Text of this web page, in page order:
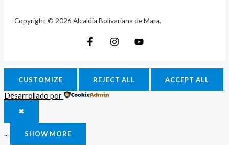
Copyright © 2026 Alcaldía Bolivariana de Mara.
CUSTOMIZE REJECT ALL ACCEPT ALL
Desarrollado por
✖
... SHOW MORE